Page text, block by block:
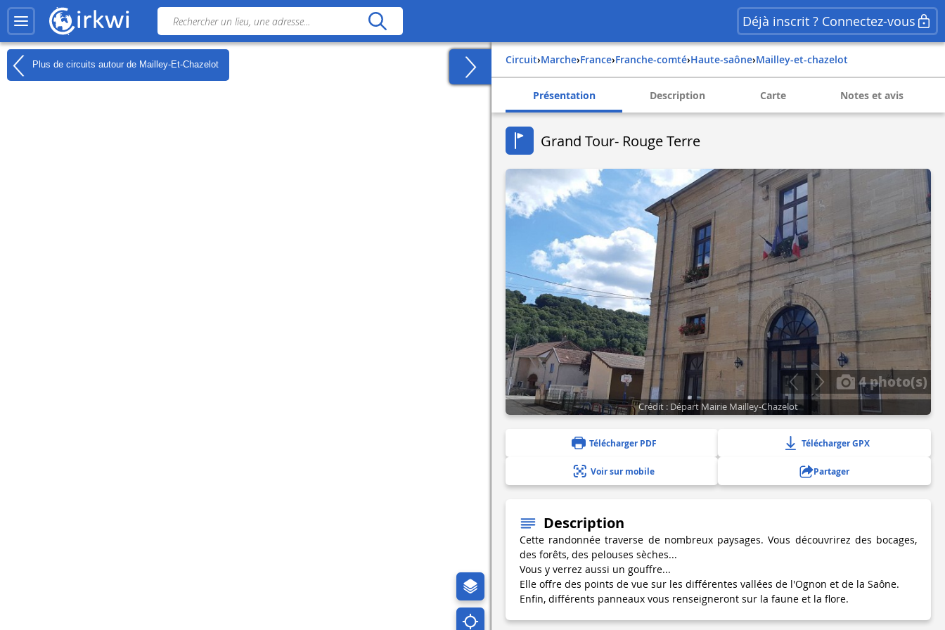
Déjà inscrit ? Connectez-vous
Plus de circuits autour de Mailley-Et-Chazelot Circuit› Marche› france› franche-comté› haute-saône› mailley-et-chazelot
Présentation Description Carte Notes et avis
Grand Tour- Rouge Terre
4 photo(s)
Crédit : Départ Mairie Mailley-Chazelot
Télécharger PDF Télécharger GPX
Voir sur mobile Partager
Description
Cette randonnée traverse de nombreux paysages. Vous découvrirez des bocages,
des forêts, des pelouses sèches...
Vous y verrez aussi un gouffre...
Elle offre des points de vue sur les différentes vallées de l'Ognon et de la Saône.
Enfin, différents panneaux vous renseigneront sur la faune et la flore.